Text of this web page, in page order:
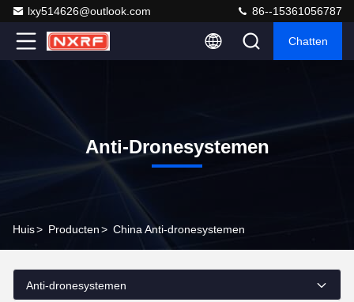
lxy514626@outlook.com 86--15361056787
Chatten
Anti-Dronesystemen
Huis> Producten> China Anti-dronesystemen
Anti-dronesystemen